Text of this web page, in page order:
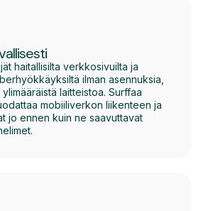
haitallisilta verkkosivuilta ja
ilman asennuksia,
laitteistoa. Surffaa
mobiiliverkon liikenteen ja
jo ennen kuin ne saavuttavat